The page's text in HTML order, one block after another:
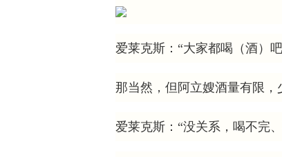
爱莱克斯：“大家都喝（酒）
那当然，但阿立嫂酒量有限，
爱莱克斯：“没关系，喝不完